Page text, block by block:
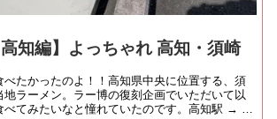
高知編】よっちゃれ 高知・須崎
べたかったのよ！！高知県中央に位置する、須
ラーメン。ラー博の復刻企画でいただいて以
べてみたいなと憧れていたのです。高知駅 → 須